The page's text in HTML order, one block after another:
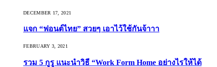
DECEMBER 17, 2021
แจก “ฟอนต์ไทย” สวยๆ เอาไว้ใช้กันจ้าาา
FEBRUARY 3, 2021
รวม 5 กูรู แนะนำวิธี “Work Form Home อย่างไรให้ได้